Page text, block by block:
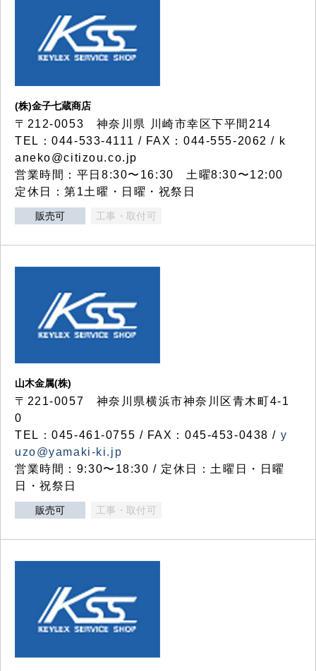
(株)金子七蔵商店
〒212-0053 神奈川県 川崎市幸区下平間214
TEL：044-533-4111 / FAX：044-555-2062 / k
aneko@citizou.co.jp
営業時間：平日8:30〜16:30 土曜8:30〜12:00
定休日：第1土曜・日曜・祝祭日
販売可 工事・取付可
山木金属(株)
〒221-0057 神奈川県横浜市神奈川区青木町4-1
0
TEL：045-461-0755 / FAX：045-453-0438 / y
uzo@yamaki-ki.jp
営業時間：9:30〜18:30 / 定休日：土曜日・日曜
日・祝祭日
販売可 工事・取付可